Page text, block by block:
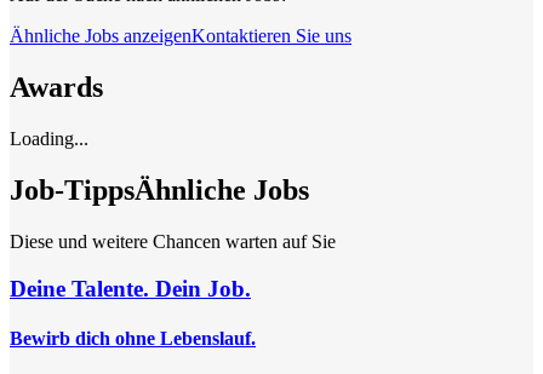
Ähnliche Jobs anzeigenKontaktieren Sie uns
Awards
Loading...
Job-TippsÄhnliche Jobs
Diese und weitere Chancen warten auf Sie
Deine Talente. Dein Job.
Bewirb dich ohne Lebenslauf.